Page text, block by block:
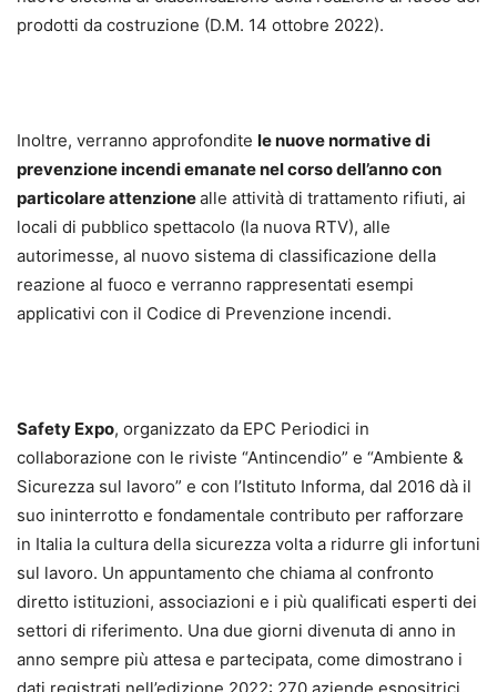
prodotti da costruzione (D.M. 14 ottobre 2022).
Inoltre, verranno approfondite le nuove normative di
prevenzione incendi emanate nel corso dell’anno con
particolare attenzionealle attività di trattamento rifiuti, ai
locali di pubblico spettacolo (la nuova RTV), alle
autorimesse, al nuovo sistema di classificazione della
reazione al fuoco e verranno rappresentati esempi
applicativi con il Codice di Prevenzione incendi.
Safety Expo, organizzato da EPC Periodici in
collaborazione con le riviste “Antincendio” e “Ambiente &
Sicurezza sul lavoro” e con l’Istituto Informa, dal 2016 dà il
suo ininterrotto e fondamentale contributo per rafforzare
in Italia la cultura della sicurezza volta a ridurre gli infortuni
sul lavoro. Un appuntamento che chiama al confronto
diretto istituzioni, associazioni e i più qualificati esperti dei
settori di riferimento. Una due giorni divenuta di anno in
anno sempre più attesa e partecipata, come dimostrano i